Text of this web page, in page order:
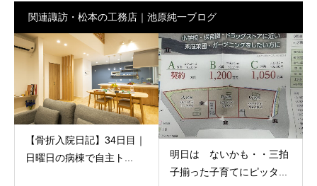
関連諏訪・松本の工務店｜池原純一ブログ
【骨折入院日記】34日目｜
日曜日の病棟で自主ト...
明日は ないかも・・三拍
子揃った子育てにピッタ...